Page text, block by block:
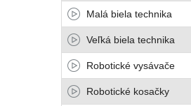
Malá biela technika
Veľká biela technika
Robotické vysávače
Robotické kosačky